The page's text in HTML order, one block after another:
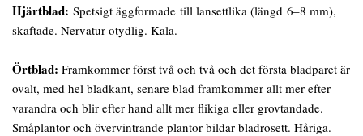
Hjärtblad: Spetsigt äggformade till lansettlika (längd 6–8 mm),
skaftade. Nervatur otydlig. Kala.
Örtblad: Framkommer först två och två och det första bladparet är
ovalt, med hel bladkant, senare blad framkommer allt mer efter
varandra och blir efter hand allt mer flikiga eller grovtandade.
Småplantor och övervintrande plantor bildar bladrosett. Håriga.